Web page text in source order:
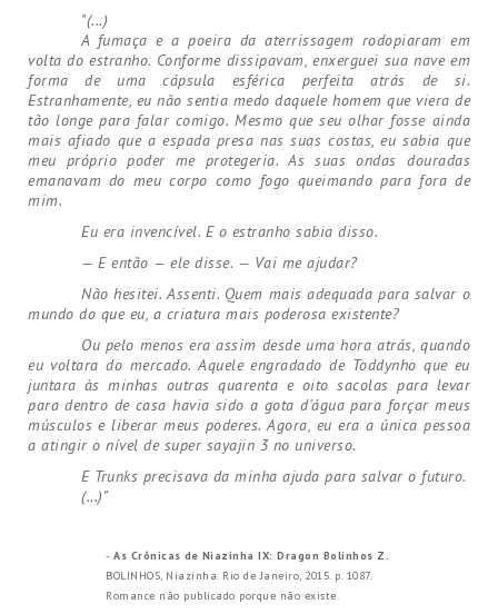
"(...)
A fumaça e a poeira da aterrissagem rodopiaram em
volta do estranho. Conforme dissipavam, enxerguei sua nave em
forma de uma cápsula esférica perfeita atrás de si.
Estranhamente, eu não sentia medo daquele homem que viera de
tão longe para falar comigo. Mesmo que seu olhar fosse ainda
mais afiado que a espada presa nas suas costas, eu sabia que
meu próprio poder me protegeria. As suas ondas douradas
emanavam do meu corpo como fogo queimando para fora de
mim.
Eu era invencível. E o estranho sabia disso.
— E então — ele disse. — Vai me ajudar?
Não hesitei. Assenti. Quem mais adequada para salvar o
mundo do que eu, a criatura mais poderosa existente?
Ou pelo menos era assim desde uma hora atrás, quando
eu voltara do mercado. Aquele engradado de Toddynho que eu
juntara às minhas outras quarenta e oito sacolas para levar
para dentro de casa havia sido a gota d'água para forçar meus
músculos e liberar meus poderes. Agora, eu era a única pessoa
a atingir o nível de super sayajin 3 no universo.
E Trunks precisava da minha ajuda para salvar o futuro.
(...)"
- As Crônicas de Niazinha IX: Dragon Bolinhos Z.
BOLINHOS, Niazinha. Rio de Janeiro, 2015. p. 1087.
Romance não publicado porque não existe.